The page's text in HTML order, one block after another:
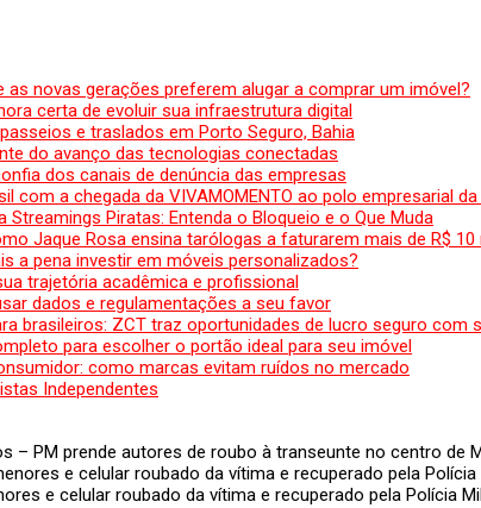
novas gerações preferem alugar a comprar um imóvel?
certa de evoluir sua infraestrutura digital
e traslados em Porto Seguro, Bahia
do avanço das tecnologias conectadas
dos canais de denúncia das empresas
a chegada da VIVAMOMENTO ao polo empresarial da
Piratas: Entenda o Bloqueio e o Que Muda
Jaque Rosa ensina tarólogas a faturarem mais de R$ 10
a pena investir em móveis personalizados?
trajetória acadêmica e profissional
dados e regulamentações a seu favor
brasileiros: ZCT traz oportunidades de lucro seguro com
para escolher o portão ideal para seu imóvel
como marcas evitam ruídos no mercado
Independentes
– PM prende autores de roubo à transeunte no centro de
e celular roubado da vítima e recuperado pela Polícia